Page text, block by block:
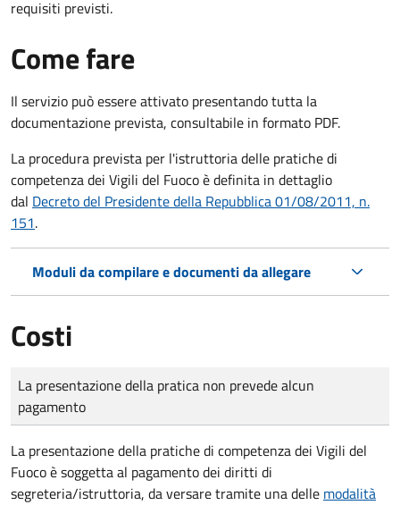
requisiti previsti.
Come fare
Il servizio può essere attivato presentando tutta la
documentazione prevista, consultabile in formato PDF.
La procedura prevista per l'istruttoria delle pratiche di
competenza dei Vigili del Fuoco è definita in dettaglio
dal Decreto del Presidente della Repubblica 01/08/2011, n.
151.
Moduli da compilare e documenti da allegare
Costi
Tipo di pagamento
Importo
La presentazione della pratica non prevede alcun
pagamento
La presentazione della pratiche di competenza dei Vigili del
Fuoco è soggetta al pagamento dei diritti di
segreteria/istruttoria, da versare tramite una delle modalità